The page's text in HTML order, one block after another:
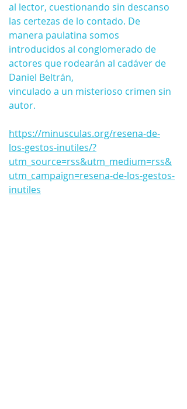
al lector, cuestionando sin descanso
las certezas de lo contado. De
manera paulatina somos
introducidos al conglomerado de
actores que rodearán al cadáver de
Daniel Beltrán,
vinculado a un misterioso crimen sin
autor.
https://minusculas.org/resena-de-
los-gestos-inutiles/?
utm_source=rss&utm_medium=rss&
utm_campaign=resena-de-los-gestos-
inutiles